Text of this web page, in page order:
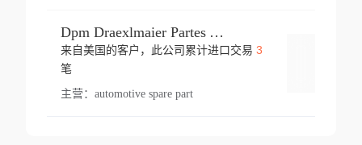
Dpm Draexlmaier Partes Automotrices Corr Ind Huejotzingo
来自美国的客户，此公司累计进口交易 3
笔
主营： automotive spare part